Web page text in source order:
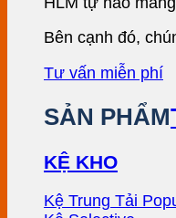
Bên cạnh đó,
Tư vấn miễn phí
SẢN PHẨM
KỆ KHO
Kệ Trung Tải